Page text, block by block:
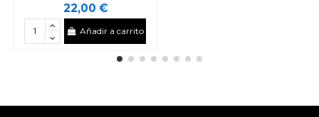
22,00 €
Añadir a carrito